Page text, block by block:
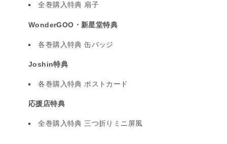
全巻購入特典 扇子
WonderGOO・新星堂特典
各巻購入特典 缶バッジ
Joshin特典
各巻購入特典 ポストカード
応援店特典
全巻購入特典 三つ折りミニ屏風